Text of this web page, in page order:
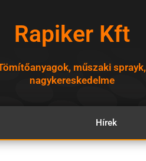
Rapiker Kft
műszaki sprayk,
nagykereskedelme
Hírek